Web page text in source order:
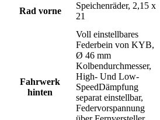
Rad vorne
Speichenräder, 2,15 x
21
Fahrwerk
hinten
Voll einstellbares
Federbein von KYB,
Ø 46 mm
Kolbendurchmesser,
High- Und Low-
SpeedDämpfung
separat einstellbar,
Federvorspannung